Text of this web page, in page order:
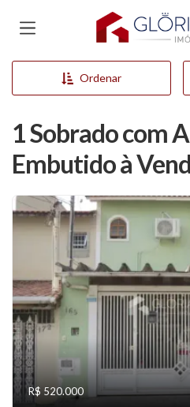
Página inicial
Ordenar
1 Sobrado com
Embutido à
R$ 520.000